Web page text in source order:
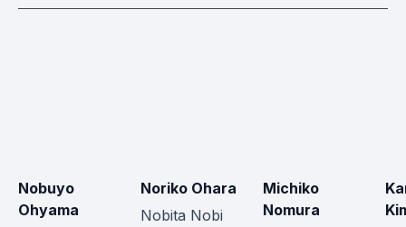
Nobuyo
Ohyama
Noriko Ohara
Nobita Nobi
Michiko
Nomura